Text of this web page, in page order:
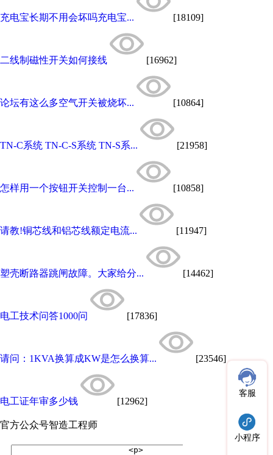
充电宝长期不用会坏吗充电宝... [18109]
二线制磁性开关如何接线 [16962]
论坛有这么多空气开关被烧坏... [10864]
TN-C系统 TN-C-S系统 TN-S系... [21958]
怎样用一个按钮开关控制一台... [10858]
请教!铜芯线和铝芯线额定电流... [11947]
塑壳断路器跳闸故障。大家给分... [14462]
电工技术问答1000问 [17836]
请问：1KVA换算成KW是怎么换算... [23546]
电工证年审多少钱 [12962]
官方公众号智造工程师
客服
小程序